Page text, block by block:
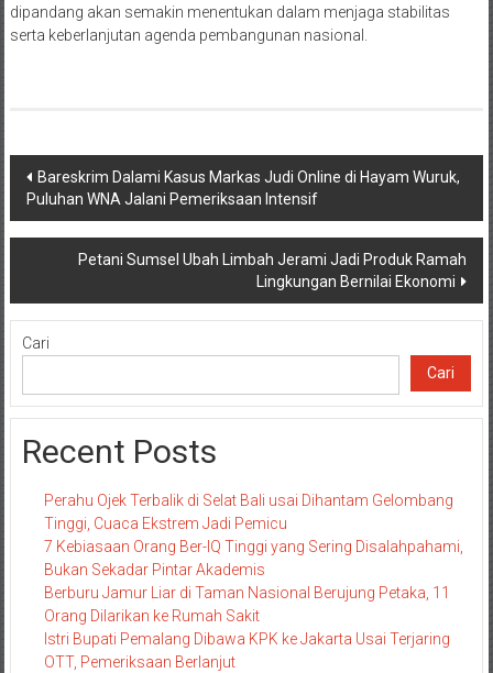
dipandang akan semakin menentukan dalam menjaga stabilitas
serta keberlanjutan agenda pembangunan nasional.
Navigasi
pos
Bareskrim Dalami Kasus Markas Judi Online di Hayam Wuruk,
Puluhan WNA Jalani Pemeriksaan Intensif
Petani Sumsel Ubah Limbah Jerami Jadi Produk Ramah
Lingkungan Bernilai Ekonomi
Cari
Cari
Recent Posts
Perahu Ojek Terbalik di Selat Bali usai Dihantam Gelombang
Tinggi, Cuaca Ekstrem Jadi Pemicu
7 Kebiasaan Orang Ber-IQ Tinggi yang Sering Disalahpahami,
Bukan Sekadar Pintar Akademis
Berburu Jamur Liar di Taman Nasional Berujung Petaka, 11
Orang Dilarikan ke Rumah Sakit
Istri Bupati Pemalang Dibawa KPK ke Jakarta Usai Terjaring
OTT, Pemeriksaan Berlanjut